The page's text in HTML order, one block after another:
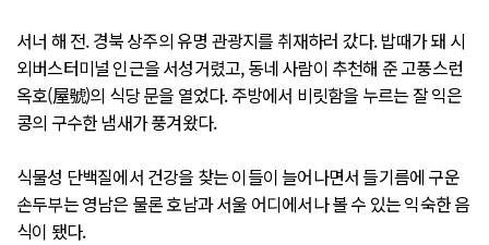
서너 해 전. 경북 상주의 유명 관광지를 취재하러 갔다. 밥때가 돼 시
외버스터미널 인근을 서성거렸고, 동네 사람이 추천해 준 고풍스런
옥호(屋號)의 식당 문을 열었다. 주방에서 비릿함을 누르는 잘 익은
콩의 구수한 냄새가 풍겨왔다.
식물성 단백질에서 건강을 찾는 이들이 늘어나면서 들기름에 구운
손두부는 영남은 물론 호남과 서울 어디에서나 볼 수 있는 익숙한 음
식이 됐다.